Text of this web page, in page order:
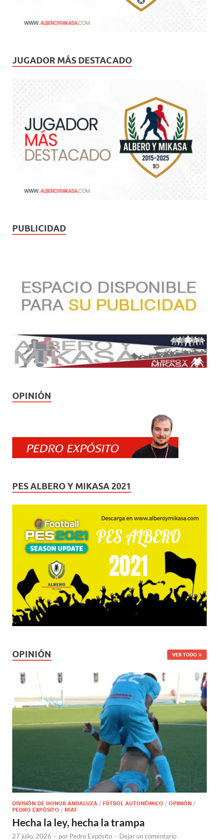
JUGADOR MÁS DESTACADO
PUBLICIDAD
OPINIÓN
PES ALBERO Y MIKASA 2021
OPINIÓN VER TODO
DIVISIÓN DE HONOR ANDALUZA / FÚTBOL AUTONÓMICO / OPINIÓN /
PEDRO EXPÓSITO / RFAF
Hecha la ley, hecha la trampa
27 julio, 2026 - por Pedro Expósito - Dejar un comentario